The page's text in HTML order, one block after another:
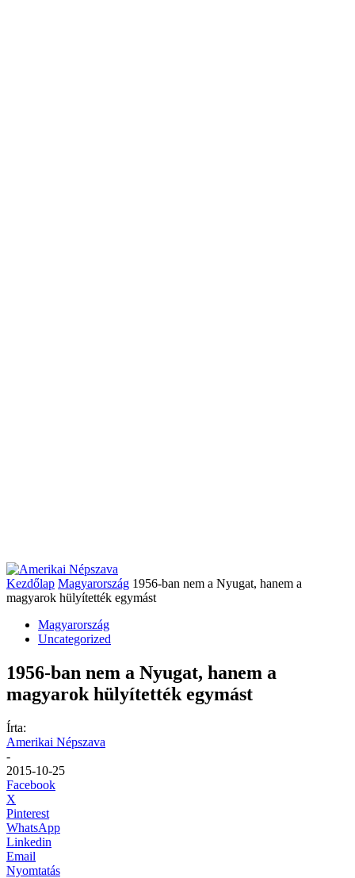
Kezdőlap Magyarország 1956-ban nem a Nyugat, hanem a
magyarok hülyítették egymást
Magyarország
Uncategorized
1956-ban nem a Nyugat, hanem a
magyarok hülyítették egymást
Írta:
Amerikai Népszava
-
2015-10-25
Facebook
X
Pinterest
WhatsApp
Linkedin
Email
Nyomtatás